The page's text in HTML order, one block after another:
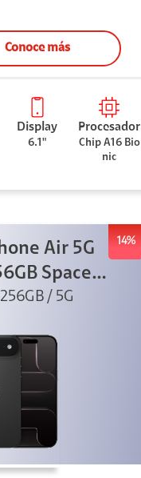
Conoce más
Display
6.1"
Procesador
Chip A16 Bio
nic
14%
Air 5G
Space
Black (Sólo
256GB / 5G